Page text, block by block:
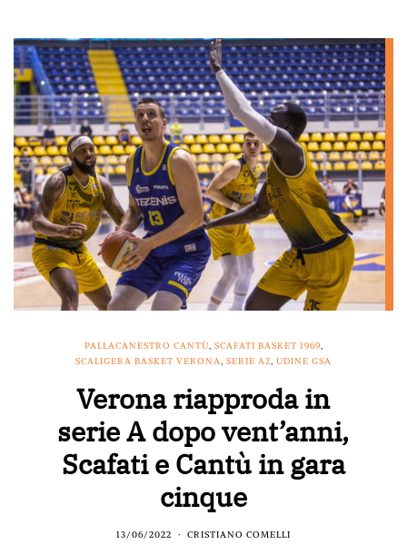
PALLACANESTRO CANTÙ, SCAFATI BASKET 1969,
SCALIGERA BASKET VERONA, SERIE A2, UDINE GSA
Verona riapproda in
serie A dopo vent’anni,
Scafati e Cantù in gara
cinque
13/06/2022 CRISTIANO COMELLI